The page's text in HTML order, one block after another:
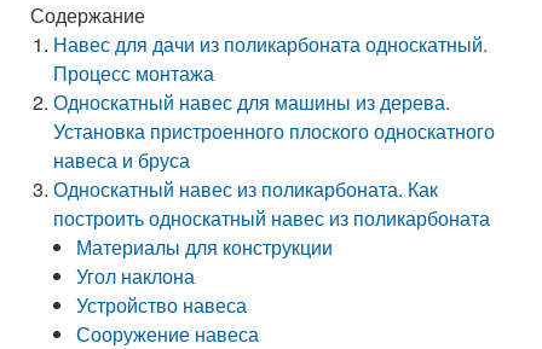
Содержание
Навес для дачи из поликарбоната односкатный.
Процесс монтажа
Односкатный навес для машины из дерева.
Установка пристроенного плоского односкатного
навеса и бруса
Односкатный навес из поликарбоната. Как
построить односкатный навес из поликарбоната
Материалы для конструкции
Угол наклона
Устройство навеса
Сооружение навеса